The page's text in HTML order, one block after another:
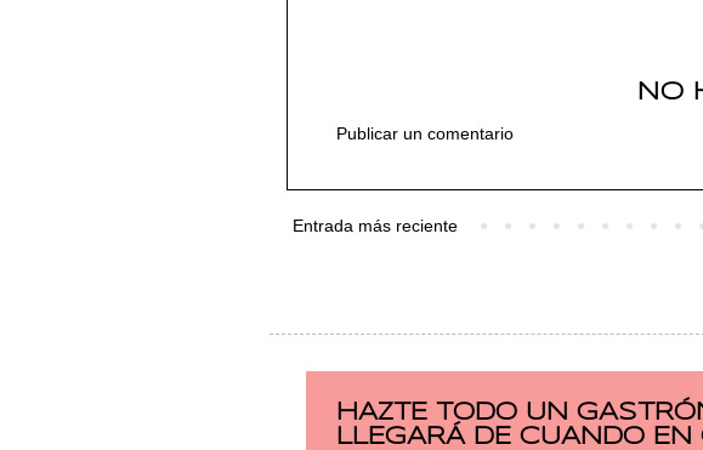
No
Publicar un comentario
Entrada más reciente
HAZTE TODO UN
LLEGARÁ DE CUANDO